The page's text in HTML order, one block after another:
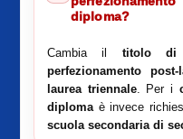
diploma?
Cambia il titolo di
perfezionamento post-
laurea triennale. Per i
diplomaè invece
scuola secondaria di